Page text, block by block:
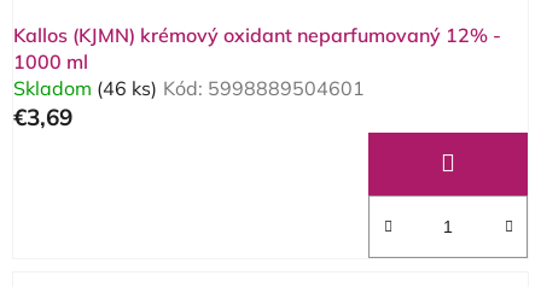
Kallos (KJMN) krémový oxidant neparfumovaný 12% -
1000 ml
Skladom (46 ks) Kód: 5998889504601
€3,69